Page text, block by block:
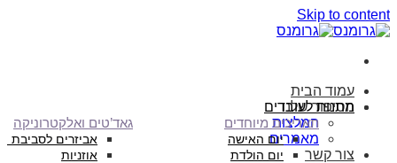
Skip to content
עמוד הבית
הסיפור שלנו
המלצות
מאמרים
צור קשר
מתנות לעובדים
תאריכים מיוחדים
יום האישה
יום הולדת
גאד’טים ואלקטרוניקה
אביזרים לסביבת
אוזניות